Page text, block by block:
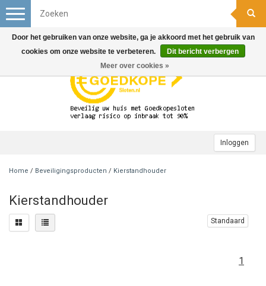
Inloggen
Toggle
navigation
Home / Beveiligingsproducten / Kierstandhouder
Kierstandhouder
Standaard
1
Door het gebruiken van onze website, ga je akkoord met het gebruik van
cookies om onze website te verbeteren.
Dit bericht verbergen
Meer over cookies »